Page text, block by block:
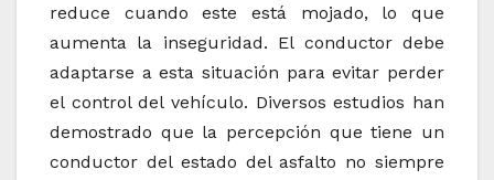
reduce cuando este está mojado, lo que
aumenta la inseguridad. El conductor debe
adaptarse a esta situación para evitar perder
el control del vehículo. Diversos estudios han
demostrado que la percepción que tiene un
conductor del estado del asfalto no siempre